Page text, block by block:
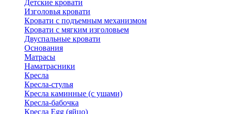
Детские кровати
Изголовья кровати
Кровати с подъемным механизмом
Кровати с мягким изголовьем
Двуспальные кровати
Основания
Матрасы
Наматрасники
Кресла
Кресла-стулья
Кресла каминные (с ушами)
Кресла-бабочка
Кресла Egg (яйцо)